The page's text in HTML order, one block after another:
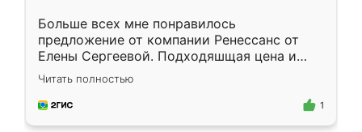
Больше всех мне понравилось
предложение от компании Ренессанс от
Елены Сергеевой. Подходяшщая цена и
короткие сроки изготовления. Приехавший
для замера сотрудник Владислав
предложил по моему эскизу самый
Читать полностью
1